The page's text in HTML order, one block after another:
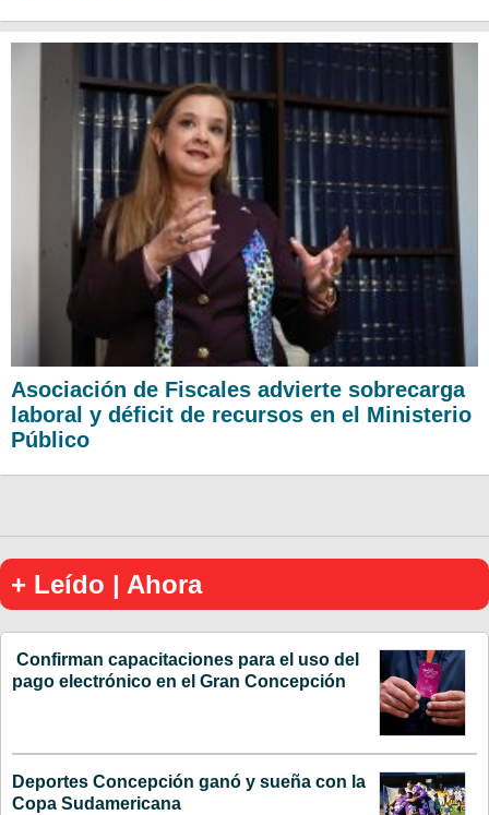
Asociación de Fiscales advierte sobrecarga
laboral y déficit de recursos en el Ministerio
Público
+ Leído | Ahora
Confirman capacitaciones para el uso del
pago electrónico en el Gran Concepción
Deportes Concepción ganó y sueña con la
Copa Sudamericana